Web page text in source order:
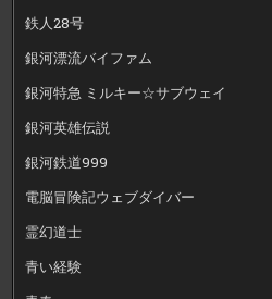
鉄人28号
銀河漂流バイファム
銀河特急 ミルキー☆サブウェイ
銀河英雄伝説
銀河鉄道999
電脳冒険記ウェブダイバー
霊幻道士
青い経験